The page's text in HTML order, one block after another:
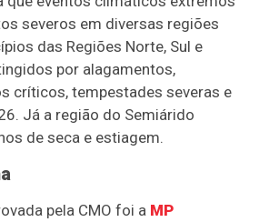
severos em diversas regiões
das Regiões Norte, Sul e
por alagamentos,
críticos, tempestades severas e
Já a região do Semiárido
de seca e estiagem.
pela CMO foi a MP